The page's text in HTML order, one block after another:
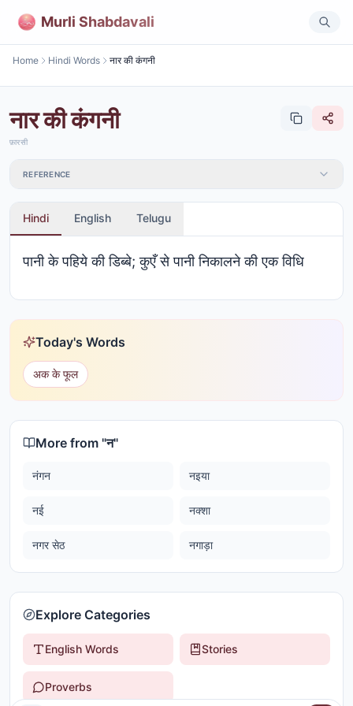
Murli Shabdavali
Home Hindi Words नार की कंगनी
नार की कंगनी
फ़ारसी
REFERENCE
Hindi English Telugu
पानी के पहिये की डिब्बे; कुएँ से पानी निकालने की एक विधि
Today's Words
अक के फूल
More from "न"
नंगन नइया
नई नक्शा
नगर सेठ नगाड़ा
Explore Categories
English Words Stories
Proverbs